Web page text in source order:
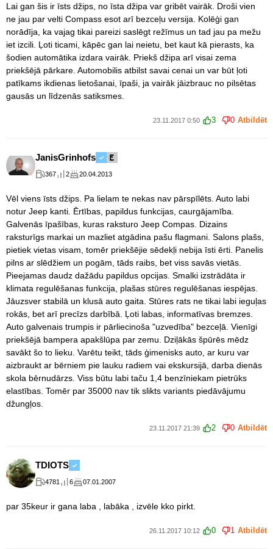
Lai gan šis ir īsts džips, no īsta džipa var gribēt vairāk. Droši vien
ne jau par velti Compass esot arī bezceļu versija. Kolēģi gan
norādīja, ka vajag tikai pareizi saslēgt režīmus un tad jau pa mežu
iet izcili. Ļoti ticami, kāpēc gan lai neietu, bet kaut kā pierasts, ka
šodien automātika izdara vairāk. Priekš džipa arī visai zema
priekšējā pārkare. Automobilis atbilst savai cenai un var būt ļoti
patīkams ikdienas lietošanai, īpaši, ja vairāk jāizbrauc no pilsētas
gausās un līdzenās satiksmes.
23.11.2017 0:50 3 0 Atbildēt
JanisGrinhofs
367 2 20.04.2013
Vēl viens īsts džips. Pa lielam te nekas nav pārspīlēts. Auto labi
notur Jeep kanti. Ērtības, papildus funkcijas, caurgājamība.
Galvenās īpašības, kuras raksturo Jeep Compas. Dizains
raksturīgs markai un mazliet atgādina pašu flagmani. Salons plašs,
pietiek vietas visam, tomēr priekšējie sēdekļi nebija īsti ērti. Panelis
pilns ar slēdžiem un pogām, tāds raibs, bet viss savās vietās.
Pieejamas daudz dažādu papildus opcijas. Smalki izstrādāta ir
klimata regulēšanas funkcija, plašas stūres regulēšanas iespējas.
Jāuzsver stabilā un klusā auto gaita. Stūres rats ne tikai labi ieguļas
rokās, bet arī precīzs darbībā. Ļoti labas, informatīvas bremzes.
Auto galvenais trumpis ir pārliecinoša "uzvedība" bezceļā. Vienīgi
priekšējā bampera apakšlūpa par zemu. Dziļākās špūrēs mēdz
savākt šo to lieku. Varētu teikt, tāds ģimenisks auto, ar kuru var
aizbraukt ar bērniem pie lauku radiem vai ekskursijā, darba dienās
skola bērnudārzs. Viss būtu labi taču 1,4 benzīniekam pietrūks
elastības. Tomēr par 35000 nav tik slikts variants piedāvājumu
džungļos.
23.11.2017 21:39 2 0 Atbildēt
TDIOTS
4781 6 07.01.2007
par 35keur ir gana laba , labāka , izvēle kko pirkt.
26.11.2017 10:12 0 1 Atbildēt